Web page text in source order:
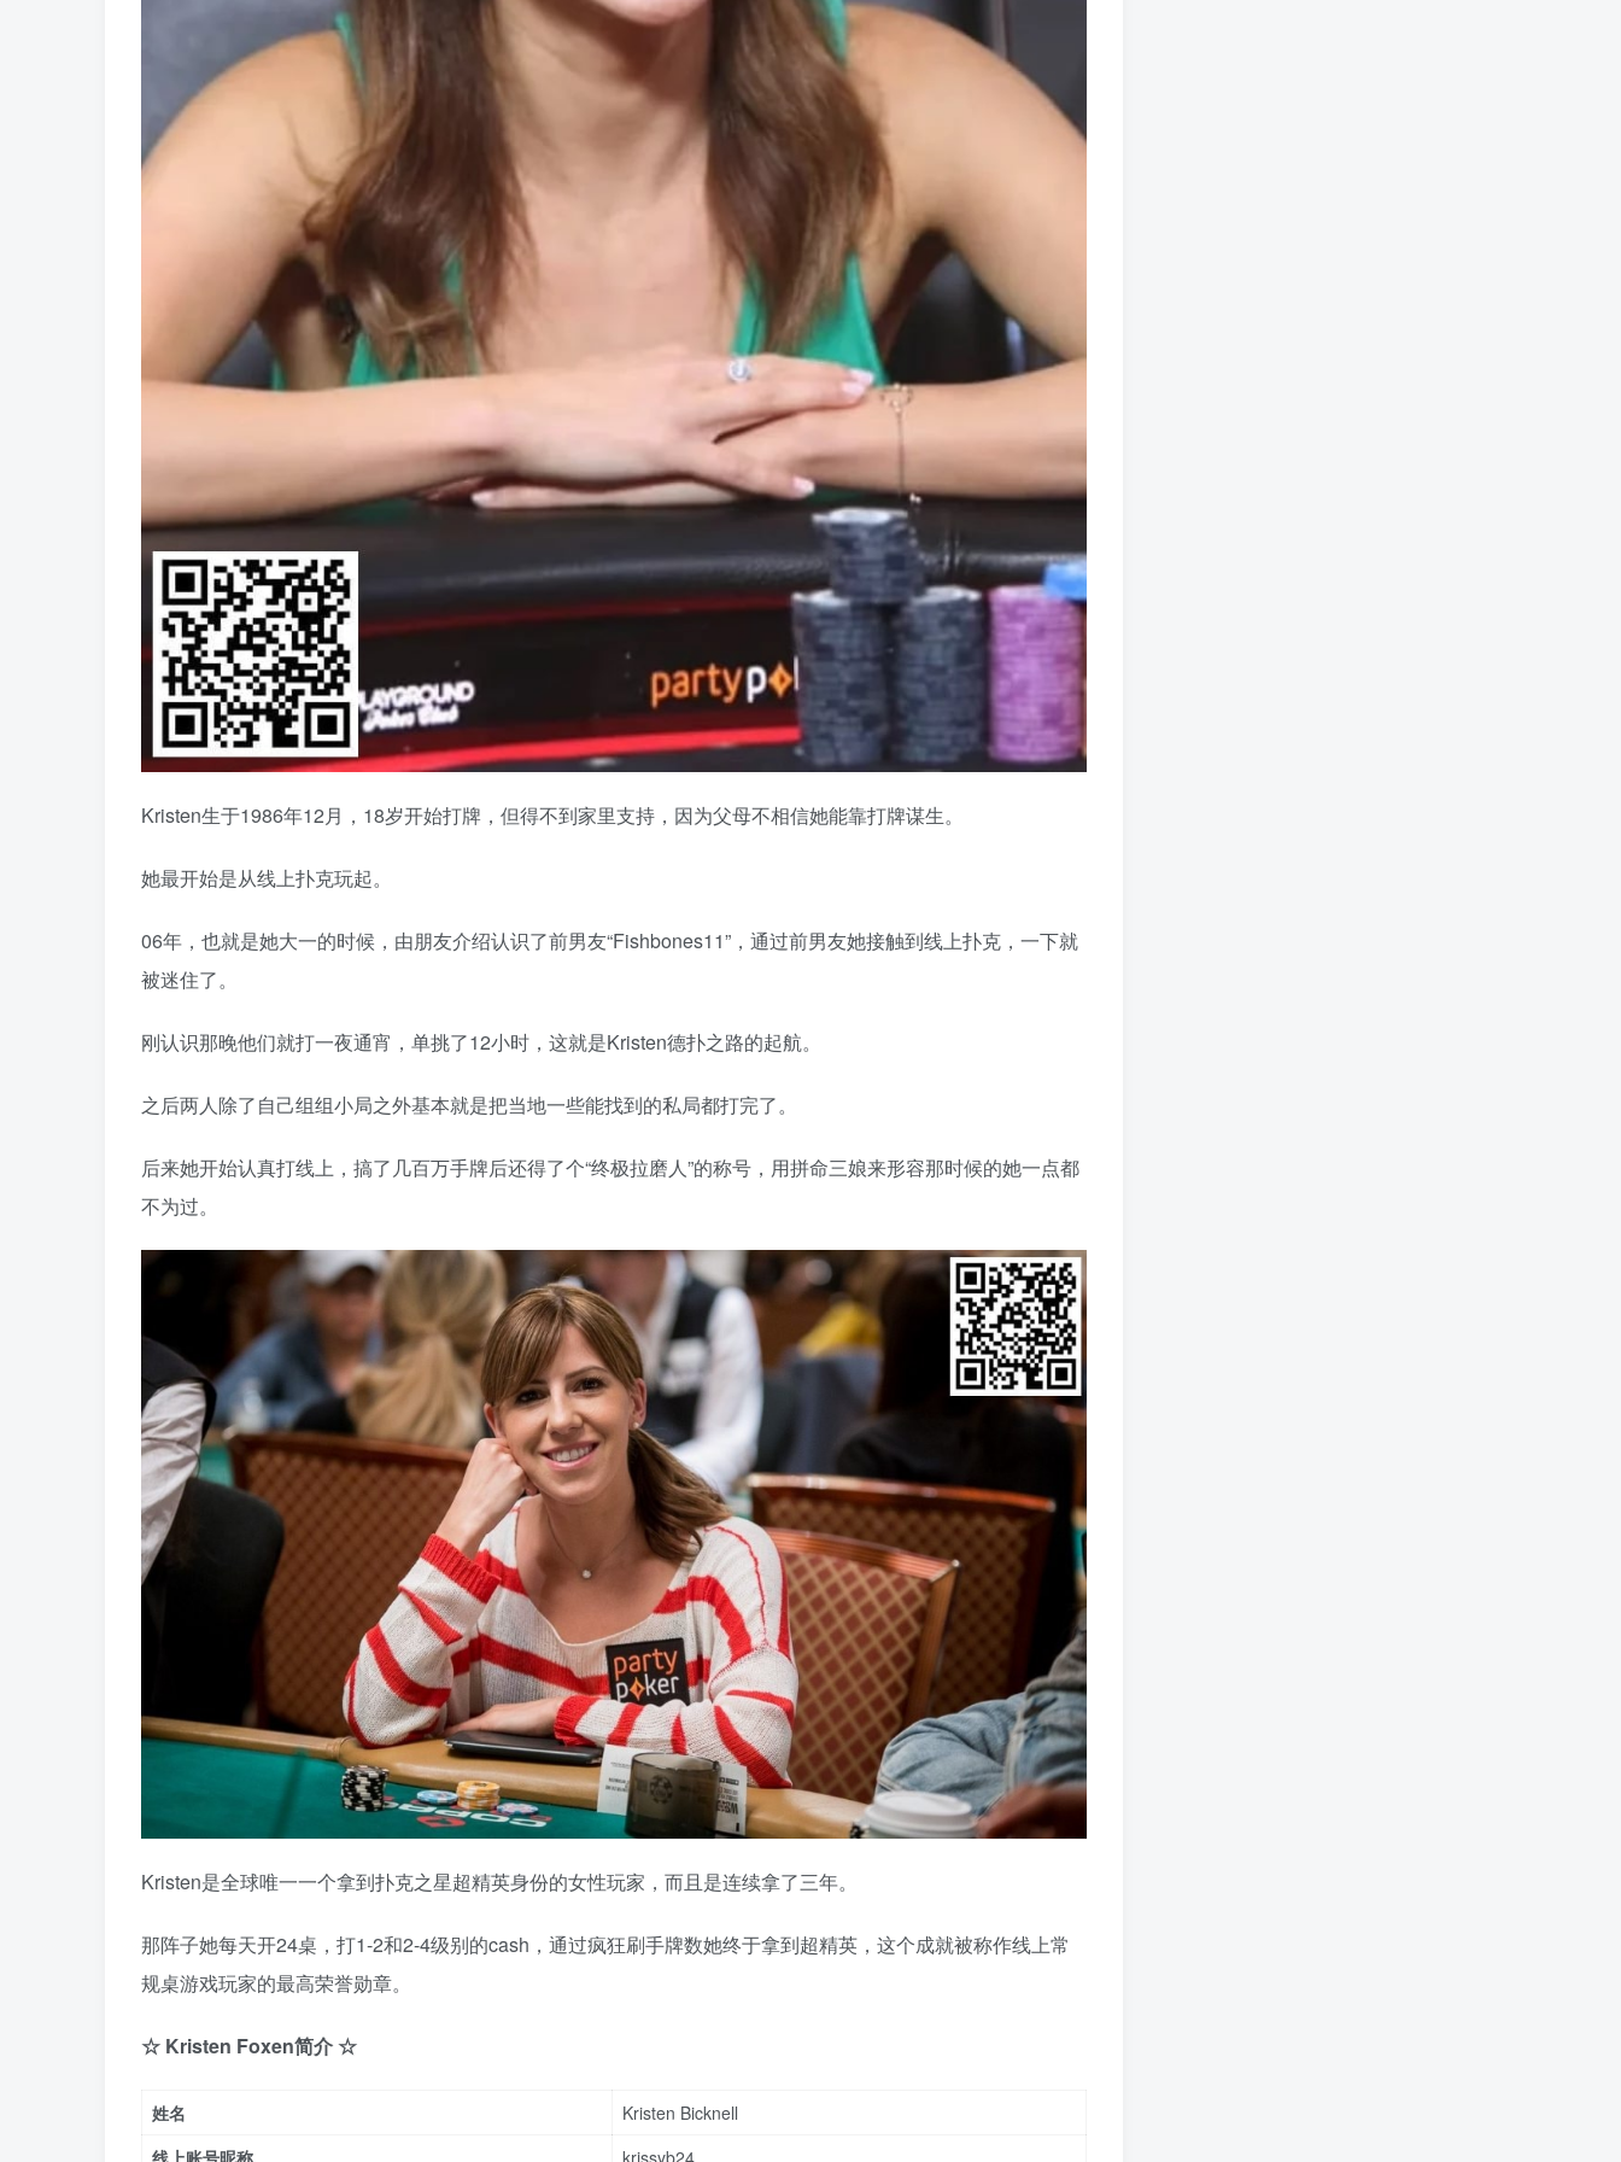
Kristen生于1986年12月，18岁开始打牌，但得不到家里支持，因为父母不相信她能靠打牌谋生。
她最开始是从线上扑克玩起。
06年，也就是她大一的时候，由朋友介绍认识了前男友“Fishbones11”，通过前男友她接触到线上扑克，一下就
被迷住了。
刚认识那晚他们就打一夜通宵，单挑了12小时，这就是Kristen德扑之路的起航。
之后两人除了自己组组小局之外基本就是把当地一些能找到的私局都打完了。
后来她开始认真打线上，搞了几百万手牌后还得了个“终极拉磨人”的称号，用拼命三娘来形容那时候的她一点都
不为过。
Kristen是全球唯一一个拿到扑克之星超精英身份的女性玩家，而且是连续拿了三年。
那阵子她每天开24桌，打1-2和2-4级别的cash，通过疯狂刷手牌数她终于拿到超精英，这个成就被称作线上常
规桌游戏玩家的最高荣誉勋章。
☆ Kristen Foxen简介 ☆
姓名
Kristen Bicknell